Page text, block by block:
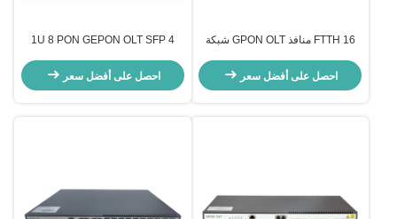
FTTH 16 منافذ GPON OLT شبكة
احصل على أفضل سعر
1U 8 PON GEPON OLT SFP 4
OLT 1 / 64 ONT Uplink
احصل على أفضل سعر